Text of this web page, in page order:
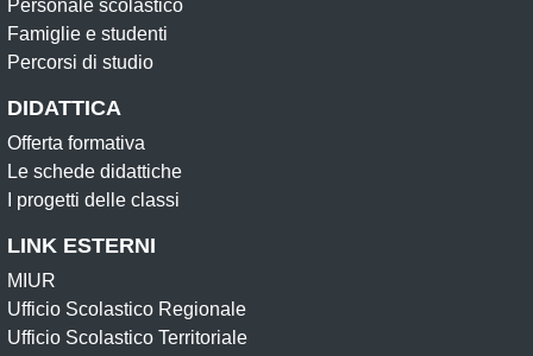
Personale scolastico
Famiglie e studenti
Percorsi di studio
DIDATTICA
Offerta formativa
Le schede didattiche
I progetti delle classi
LINK ESTERNI
MIUR
Ufficio Scolastico Regionale
Ufficio Scolastico Territoriale